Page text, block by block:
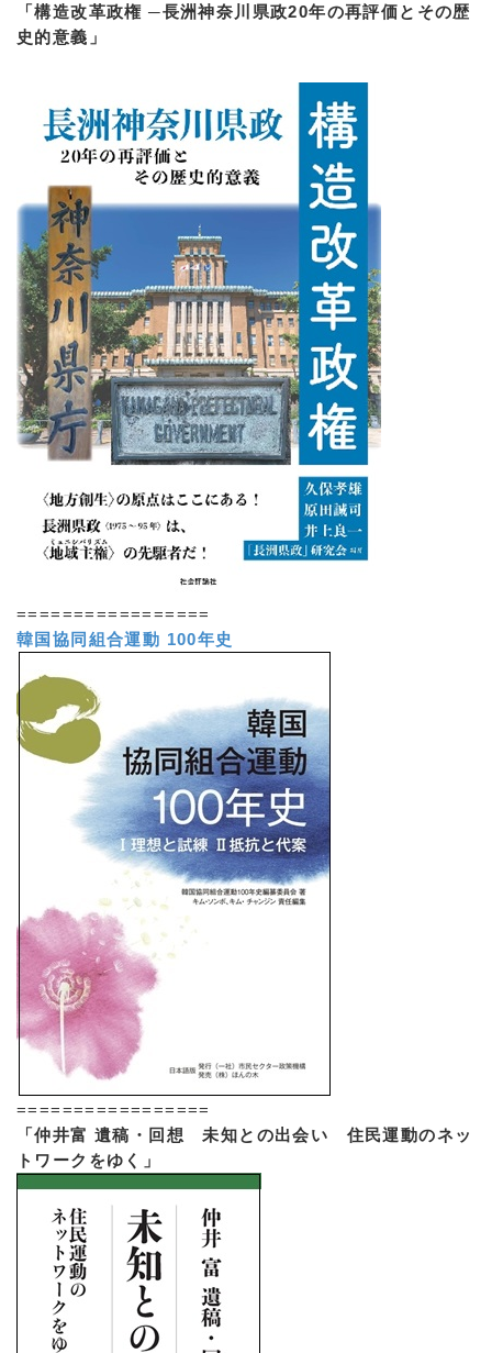
「構造改革政権 ─長洲神奈川県政20年の再評価とその歴
史的意義」
=================
韓国協同組合運動 100年史
=================
「仲井富 遺稿・回想 未知との出会い 住民運動のネッ
トワークをゆく」